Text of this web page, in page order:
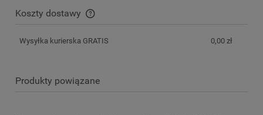
Koszty dostawy
Cena nie zawiera ewentualnych kosztów płatności
Wysyłka kurierska GRATIS 0,00 zł
Produkty powiązane